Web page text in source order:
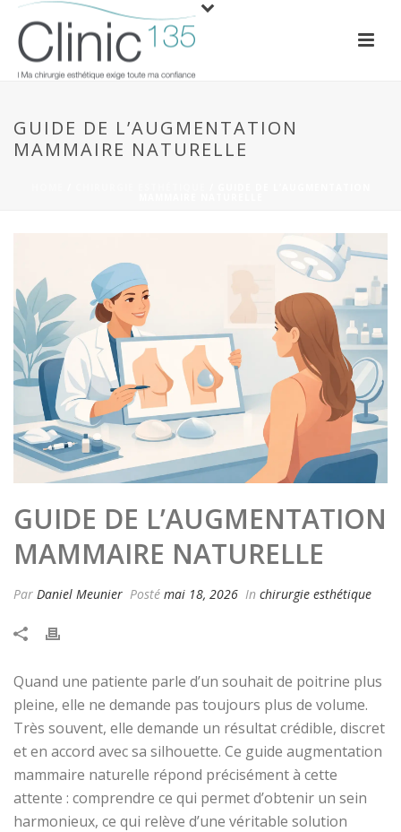
GUIDE DE L’AUGMENTATION
MAMMAIRE NATURELLE
GUIDE DE L’AUGMENTATION
MAMMAIRE NATURELLE
Par Daniel Meunier Posté mai 18, 2026 In chirurgie esthétique
Quand une patiente parle d’un souhait de poitrine plus
pleine, elle ne demande pas toujours plus de volume.
Très souvent, elle demande un résultat crédible, discret
et en accord avec sa silhouette. Ce guide augmentation
mammaire naturelle répond précisément à cette
attente : comprendre ce qui permet d’obtenir un sein
harmonieux, ce qui relève d’une véritable solution